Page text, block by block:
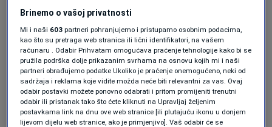
BIHAĆ
TEHNOLOGIJA
Upoznajte digitalni tim iz Krajine
koji je turistima uštedio pola dana i
promijenio način snalaženja kroz
Nacionalni park Una
Brinemo o vašoj privatnosti
Mi i naši 603 partneri pohranjujemo i pristupamo osobnim podacima,
kao što su pretraga web stranica ili lični identifikatori, na vašem
računaru . Odabir Prihvatam omogućava praćenje tehnologije kako bi se
pružila podrška dolje prikazanim svrhama na osnovu kojih mi i naši
partneri obrađujemo podatke Ukoliko je praćenje onemogućeno, neki od
sadržaja i reklama koje vidite možda neće biti relevantni za vas. Ovaj
odabir postavki možete ponovno odabrati i pritom promijeniti trenutni
odabir ili pristanak tako što ćete kliknuti na Upravljaj željenim
postavkama link na dnu ove web stranice [ili plutajuću ikonu u donjem
lijevom dijelu web stranice, ako je primjenjivo]. Vaš odabir će se